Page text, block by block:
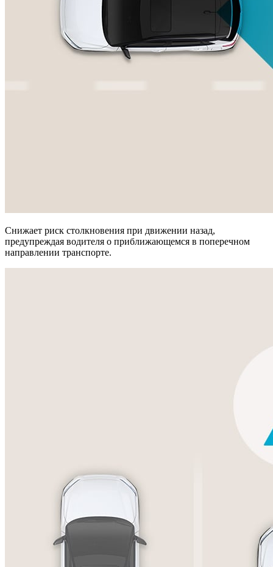
Снижает риск столкновения при движении назад,
предупреждая водителя о приближающемся в поперечном
направлении транспорте.